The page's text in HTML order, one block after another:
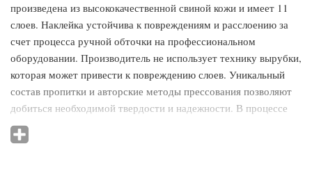
произведена из высококачественной свиной кожи и имеет 11
слоев. Наклейка устойчива к повреждениям и расслоению за
счет процесса ручной обточки на профессиональном
оборудовании. Производитель не использует технику вырубки,
которая может привести к повреждению слоев. Уникальный
состав пропитки и авторские методы прессования позволяют
добиться необходимой твердости и надежности. В процессе
эксплуатации наклейка не деформируется и отлично сохраняет
свою форму.